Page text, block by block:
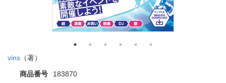
vins （著）
商品番号
183870